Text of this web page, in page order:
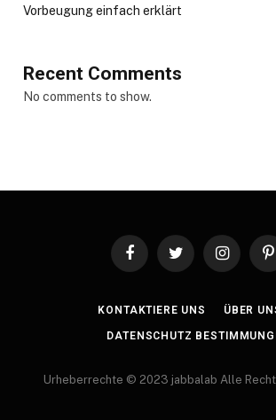
Vorbeugung einfach erklärt
Recent Comments
No comments to show.
FacebookTwitter Instagram
KONTAKTIERE UNS ÜBER
DATENSCHUTZ
Urheberrechte © 2023 jabbalab Alle